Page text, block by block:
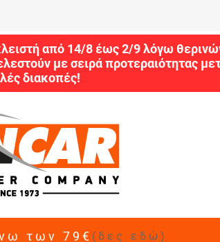
από 14/8 έως 2/9 λόγω
με σειρά προτεραιότητας
διακοπές!
των 79€ (δες εδώ)